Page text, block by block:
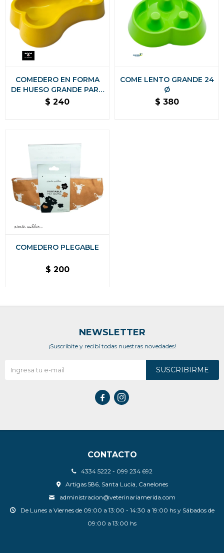
COMEDERO EN FORMA
DE HUESO GRANDE PARA
PERRO
$ 240
COME LENTO GRANDE 24
Ø
$ 380
COMEDERO PLEGABLE
$ 200
CONTACTO
4334 5222 - 099 234 692
Artigas 586, Santa Lucia, Canelones
administracion@veterinariamerida.com
De Lunes a Viernes de 09:00 a 13:00 - 14:30 a 19:00 hs y Sábados de
09:00 a 13:00 hs
NEWSLETTER
¡Suscribite y recibí todas nuestras novedades!
SUSCRIBIRME
 